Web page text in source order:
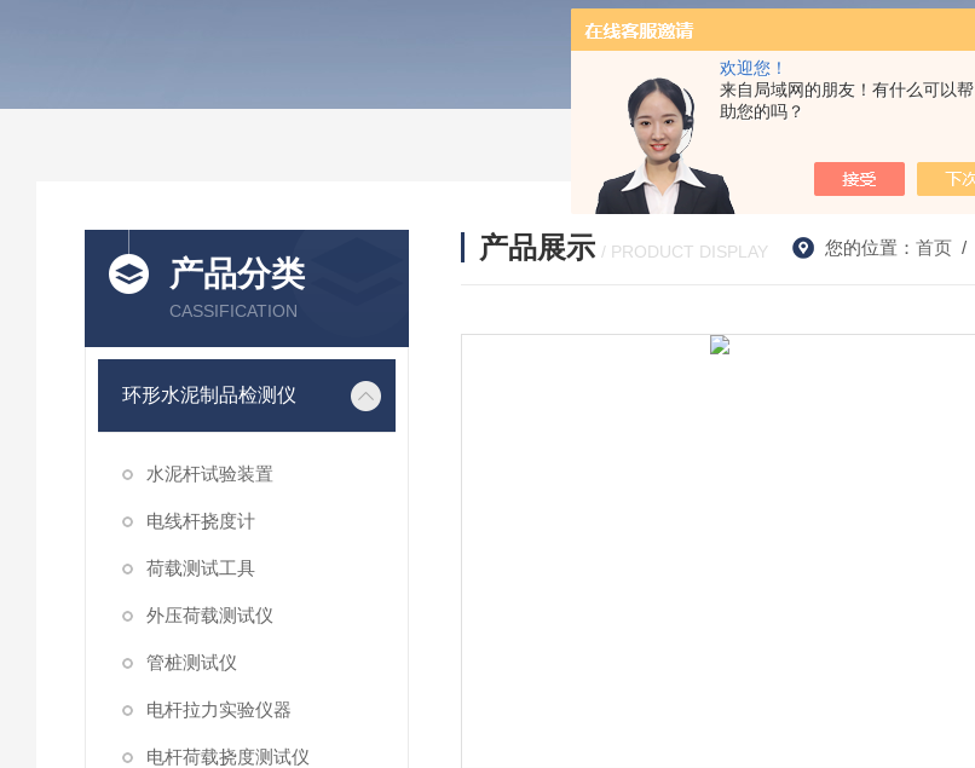
欢迎您！
来自局域网的朋友！有什么可以帮
助您的吗？
产品分类
CASSIFICATION
环形水泥制品检测仪
水泥杆试验装置
电线杆挠度计
荷载测试工具
外压荷载测试仪
管桩测试仪
电杆拉力实验仪器
电杆荷载挠度测试仪
产品展示 / PRODUCT DISPLAY 您的位置： 首页/